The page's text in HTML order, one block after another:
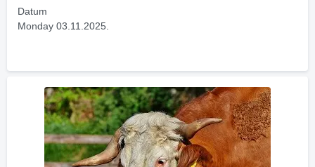
Datum
Monday 03.11.2025.